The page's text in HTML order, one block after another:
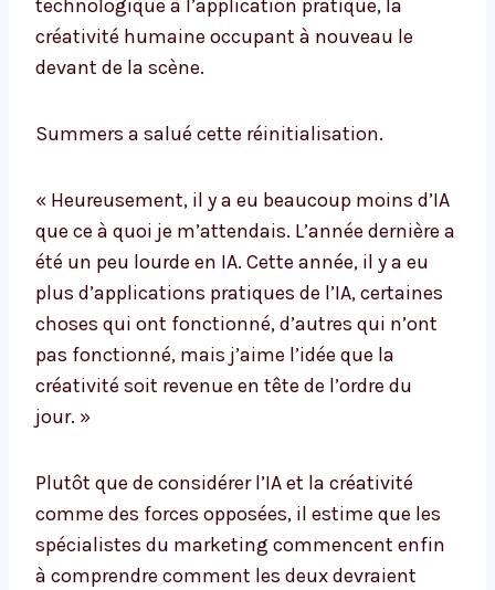
technologique à l’application pratique, la
créativité humaine occupant à nouveau le
devant de la scène.
Summers a salué cette réinitialisation.
« Heureusement, il y a eu beaucoup moins d’IA
que ce à quoi je m’attendais. L’année dernière a
été un peu lourde en IA. Cette année, il y a eu
plus d’applications pratiques de l’IA, certaines
choses qui ont fonctionné, d’autres qui n’ont
pas fonctionné, mais j’aime l’idée que la
créativité soit revenue en tête de l’ordre du
jour. »
Plutôt que de considérer l’IA et la créativité
comme des forces opposées, il estime que les
spécialistes du marketing commencent enfin
à comprendre comment les deux devraient